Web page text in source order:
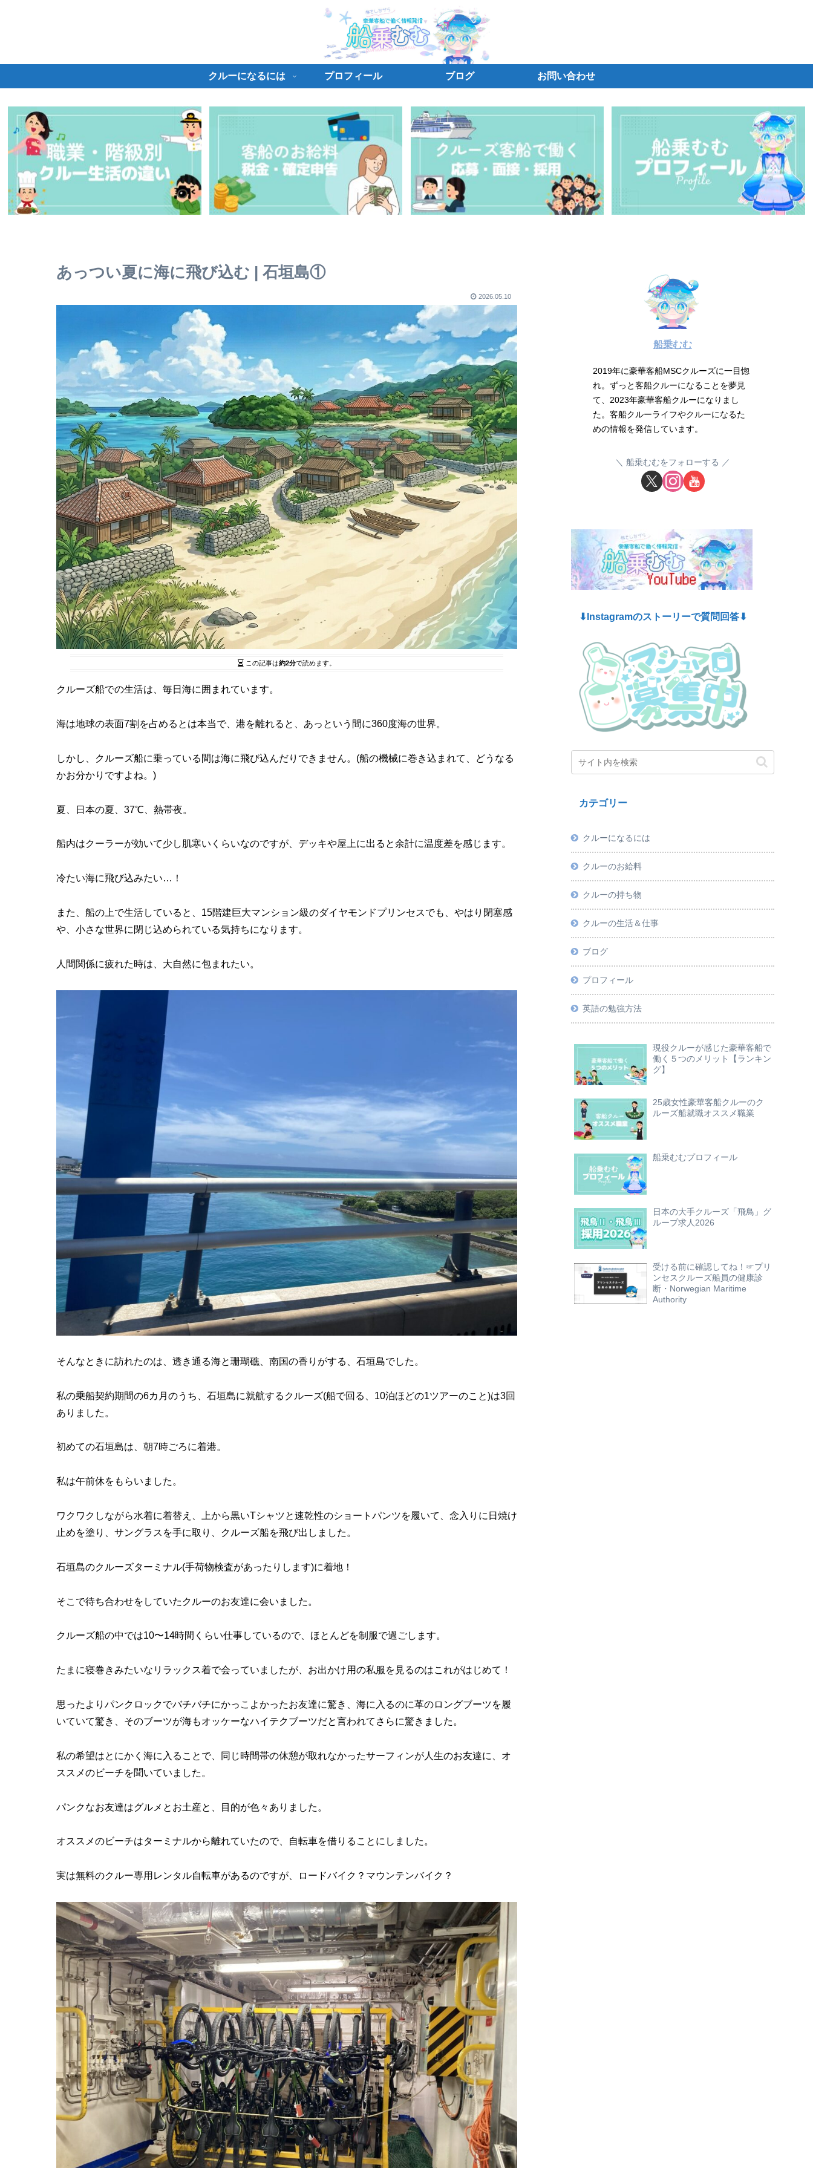
クルーになるには プロフィール ブログ お問い合わせ
あっつい夏に海に飛び込む | 石垣島①
2026.05.10
この記事は約2分で読めます。
クルーズ船での生活は、毎日海に囲まれています。
海は地球の表面7割を占めるとは本当で、港を離れると、あっという間に360度海の世界。
しかし、クルーズ船に乗っている間は海に飛び込んだりできません。(船の機械に巻き込まれて、どうなる
かお分かりですよね。)
夏、日本の夏、37℃、熱帯夜。
船内はクーラーが効いて少し肌寒いくらいなのですが、デッキや屋上に出ると余計に温度差を感じます。
冷たい海に飛び込みたい…！
また、船の上で生活していると、15階建巨大マンション級のダイヤモンドプリンセスでも、やはり閉塞感
や、小さな世界に閉じ込められている気持ちになります。
人間関係に疲れた時は、大自然に包まれたい。
そんなときに訪れたのは、透き通る海と珊瑚礁、南国の香りがする、石垣島でした。
私の乗船契約期間の6カ月のうち、石垣島に就航するクルーズ(船で回る、10泊ほどの1ツアーのこと)は3回
ありました。
初めての石垣島は、朝7時ごろに着港。
私は午前休をもらいました。
ワクワクしながら水着に着替え、上から黒いTシャツと速乾性のショートパンツを履いて、念入りに日焼け
止めを塗り、サングラスを手に取り、クルーズ船を飛び出しました。
石垣島のクルーズターミナル(手荷物検査があったりします)に着地！
そこで待ち合わせをしていたクルーのお友達に会いました。
クルーズ船の中では10〜14時間くらい仕事しているので、ほとんどを制服で過ごします。
たまに寝巻きみたいなリラックス着で会っていましたが、お出かけ用の私服を見るのはこれがはじめて！
思ったよりパンクロックでバチバチにかっこよかったお友達に驚き、海に入るのに革のロングブーツを履
いていて驚き、そのブーツが海もオッケーなハイテクブーツだと言われてさらに驚きました。
私の希望はとにかく海に入ることで、同じ時間帯の休憩が取れなかったサーフィンが人生のお友達に、オ
ススメのビーチを聞いていました。
パンクなお友達はグルメとお土産と、目的が色々ありました。
オススメのビーチはターミナルから離れていたので、自転車を借りることにしました。
実は無料のクルー専用レンタル自転車があるのですが、ロードバイク？マウンテンバイク？
船乗むむ
2019年に豪華客船MSCクルーズに一目惚
れ。ずっと客船クルーになることを夢見
て、2023年豪華客船クルーになりまし
た。客船クルーライフやクルーになるた
めの情報を発信しています。
船乗むむをフォローする
⬇︎Instagramのストーリーで質問回答⬇︎
カテゴリー
クルーになるには
クルーのお給料
クルーの持ち物
クルーの生活＆仕事
ブログ
プロフィール
英語の勉強方法
現役クルーが感じた豪華客船で
働く５つのメリット【ランキン
グ】
25歳女性豪華客船クルーのク
ルーズ船就職オススメ職業
船乗むむプロフィール
日本の大手クルーズ「飛鳥」グ
ループ求人2026
受ける前に確認してね！☞プリ
ンセスクルーズ船員の健康診
断・Norwegian Maritime
Authority